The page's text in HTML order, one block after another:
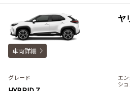
ヤ
車両詳細
グレード エ
シ